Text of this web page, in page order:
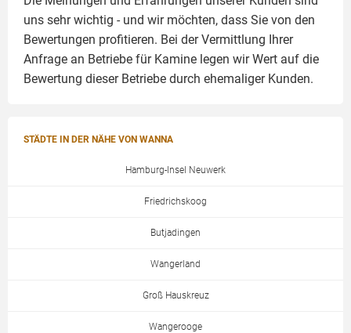
uns sehr wichtig - und wir möchten, dass Sie von den
Bewertungen profitieren. Bei der Vermittlung Ihrer
Anfrage an Betriebe für Kamine legen wir Wert auf die
Bewertung dieser Betriebe durch ehemaliger Kunden.
STÄDTE IN DER NÄHE VON WANNA
Hamburg-Insel Neuwerk
Friedrichskoog
Butjadingen
Wangerland
Groß Hauskreuz
Wangerooge